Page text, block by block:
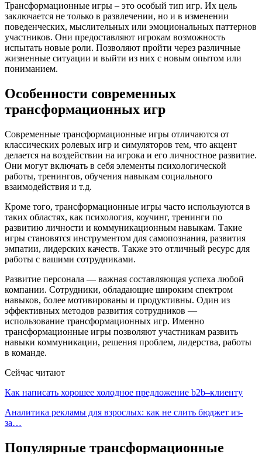
Трансформационные игры – это особый тип игр. Их цель
заключается не только в развлечении, но и в изменении
поведенческих, мыслительных или эмоциональных паттернов
участников. Они предоставляют игрокам возможность
испытать новые роли. Позволяют пройти через различные
жизненные ситуации и выйти из них с новым опытом или
пониманием.
Особенности современных
трансформационных игр
Современные трансформационные игры отличаются от
классических ролевых игр и симуляторов тем, что акцент
делается на воздействии на игрока и его личностное развитие.
Они могут включать в себя элементы психологической
работы, тренингов, обучения навыкам социального
взаимодействия и т.д.
Кроме того, трансформационные игры часто используются в
таких областях, как психология, коучинг, тренинги по
развитию личности и коммуникационным навыкам. Такие
игры становятся инструментом для самопознания, развития
эмпатии, лидерских качеств. Также это отличный ресурс для
работы с вашими сотрудниками.
Развитие персонала — важная составляющая успеха любой
компании. Сотрудники, обладающие широким спектром
навыков, более мотивированы и продуктивны. Один из
эффективных методов развития сотрудников —
использование трансформационных игр. Именно
трансформационные игры позволяют участникам развить
навыки коммуникации, решения проблем, лидерства, работы
в команде.
Сейчас читают
Как написать хорошее холодное предложение b2b–клиенту
Аналитика рекламы для взрослых: как не слить бюджет из-
за…
Популярные трансформационные